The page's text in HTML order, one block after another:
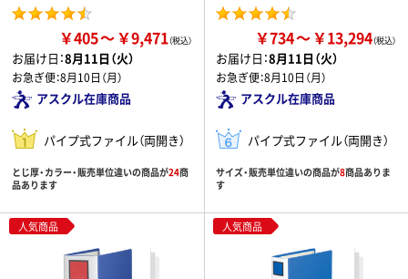
￥405 ￥9,471
お届け日：8月11日（火）
お急ぎ便：8月10日（月）
アスクル在庫商品
パイプ式ファイル（両開き）
とじ厚・カラー・販売単位違いの商品が24商
品あります
￥734 ￥13,294
お届け日：8月11日（火）
お急ぎ便：8月10日（月）
アスクル在庫商品
パイプ式ファイル（両開き）
サイズ・販売単位違いの商品が8商品ありま
す
人気商品 人気商品